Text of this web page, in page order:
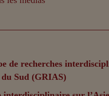
de recherches
du Sud (GRIAS)